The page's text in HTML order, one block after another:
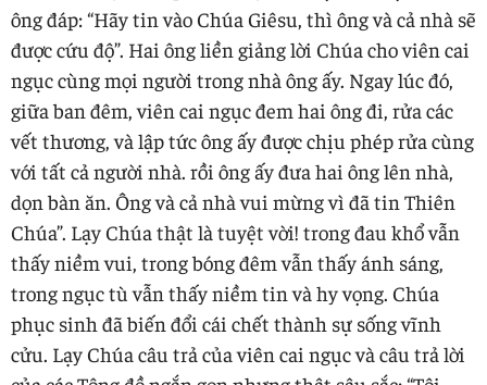
ông đáp: “Hãy tin vào Chúa Giêsu, thì ông và cả nhà sẽ
được cứu độ”. Hai ông liền giảng lời Chúa cho viên cai
ngục cùng mọi người trong nhà ông ấy. Ngay lúc đó,
giữa ban đêm, viên cai ngục đem hai ông đi, rửa các
vết thương, và lập tức ông ấy được chịu phép rửa cùng
với tất cả người nhà. rồi ông ấy đưa hai ông lên nhà,
dọn bàn ăn. Ông và cả nhà vui mừng vì đã tin Thiên
Chúa”. Lạy Chúa thật là tuyệt vời! trong đau khổ vẫn
thấy niềm vui, trong bóng đêm vẫn thấy ánh sáng,
trong ngục tù vẫn thấy niềm tin và hy vọng. Chúa
phục sinh đã biến đổi cái chết thành sự sống vĩnh
cửu. Lạy Chúa câu trả của viên cai ngục và câu trả lời